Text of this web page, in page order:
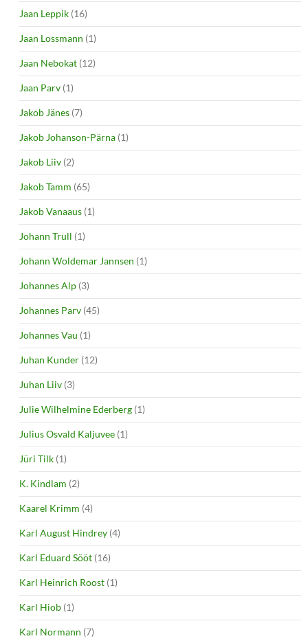
Jaan Leppik (16)
Jaan Lossmann (1)
Jaan Nebokat (12)
Jaan Parv (1)
Jakob Jänes (7)
Jakob Johanson-Pärna (1)
Jakob Liiv (2)
Jakob Tamm (65)
Jakob Vanaaus (1)
Johann Trull (1)
Johann Woldemar Jannsen (1)
Johannes Alp (3)
Johannes Parv (45)
Johannes Vau (1)
Juhan Kunder (12)
Juhan Liiv (3)
Julie Wilhelmine Ederberg (1)
Julius Osvald Kaljuvee (1)
Jüri Tilk (1)
K. Kindlam (2)
Kaarel Krimm (4)
Karl August Hindrey (4)
Karl Eduard Sööt (16)
Karl Heinrich Roost (1)
Karl Hiob (1)
Karl Normann (7)